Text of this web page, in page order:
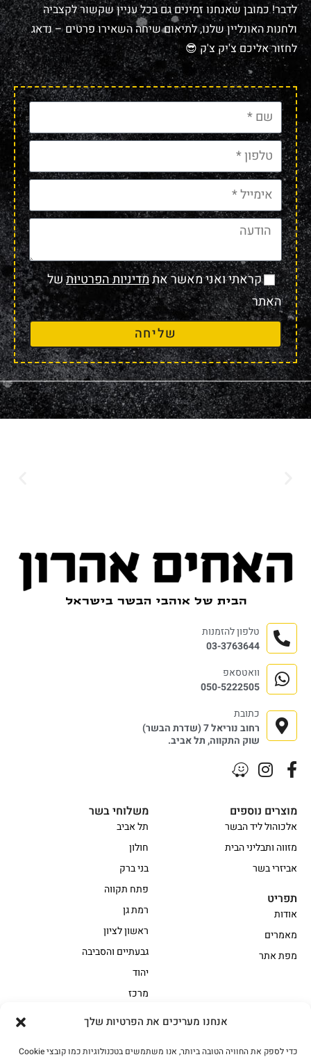
אנחנו מעריכים את הפרטיות שלך
כדי לספק את החוויה הטובה ביותר, אנו משתמשים בטכנולוגיות כמו קובצי Cookie
לדבר! כמובן שאנחנו זמינים גם בכל עניין שקשור לקצביה
ולחנות האונליין שלנו, לתיאום שיחה השאירו פרטים – נדאג
לחזור אליכם צ'יק צ'ק 😎
קראתי ואני מאשר אתמדיניות הפרטיותשל
האתר
שליחה
אווז בשר בקר משובח
משלוחי בשר
תל אביב
חולון
בני ברק
פתח תקווה
רמת גן
ראשון לציון
גבעתיים והסביבה
יהוד
מרכז
מוצרים נוספים
אלכוהול ליד הבשר
מזווה ותבליני הבית
אביזרי בשר
תפריט
אודות
מאמרים
מפת אתר
טלפון להזמנות
03-3763644
וואטסאפ
050-5222505
כתובת
רחוב נוריאל 7 (שדרת הבשר)
שוק התקווה, תל אביב.